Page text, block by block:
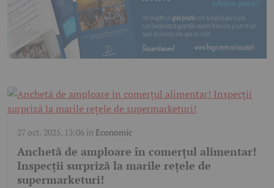
27 oct. 2025, 13:06în Economic
Anchetă de amploare în comerțul alimentar!
Inspecții surpriză la marile rețele de
supermarketuri!